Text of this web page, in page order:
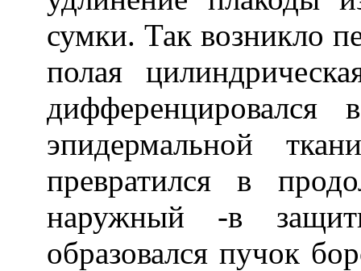
сумки. Так возникло
полая
дифференцировался
эпидермальной
превратился в
наружный -в
образовался пучок